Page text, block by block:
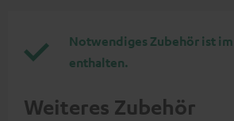
Notwendiges Zubehör ist
enthalten.
Weiteres Zubehör